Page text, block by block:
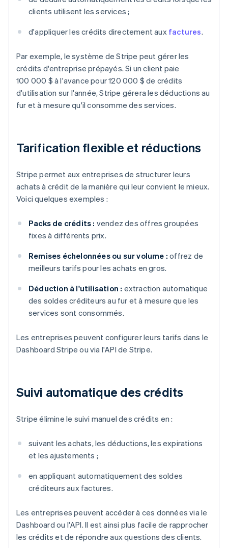
clients utilisent les services ;
d'appliquer les crédits directement aux factures.
Par exemple, le système de Stripe peut gérer les
crédits d'entreprise prépayés. Si un client paie
100 000 $ à l'avance pour 120 000 $ de crédits
d'utilisation sur l'année, Stripe gérera les déductions au
fur et à mesure qu'il consomme des services.
Tarification flexible et réductions
Stripe permet aux entreprises de structurer leurs
achats à crédit de la manière qui leur convient le mieux.
Voici quelques exemples :
Packs de crédits : vendez des offres groupées
fixes à différents prix.
Remises échelonnées ou sur volume : offrez de
meilleurs tarifs pour les achats en gros.
Déduction à l'utilisation : extraction automatique
des soldes créditeurs au fur et à mesure que les
services sont consommés.
Les entreprises peuvent configurer leurs tarifs dans le
Dashboard Stripe ou via l'API de Stripe.
Suivi automatique des crédits
Stripe élimine le suivi manuel des crédits en :
suivant les achats, les déductions, les expirations
et les ajustements ;
en appliquant automatiquement des soldes
créditeurs aux factures.
Les entreprises peuvent accéder à ces données via le
Dashboard ou l'API. Il est ainsi plus facile de rapprocher
les crédits et de répondre aux questions des clients.